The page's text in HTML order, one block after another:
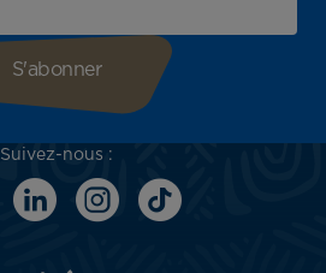
Suivez-nous :